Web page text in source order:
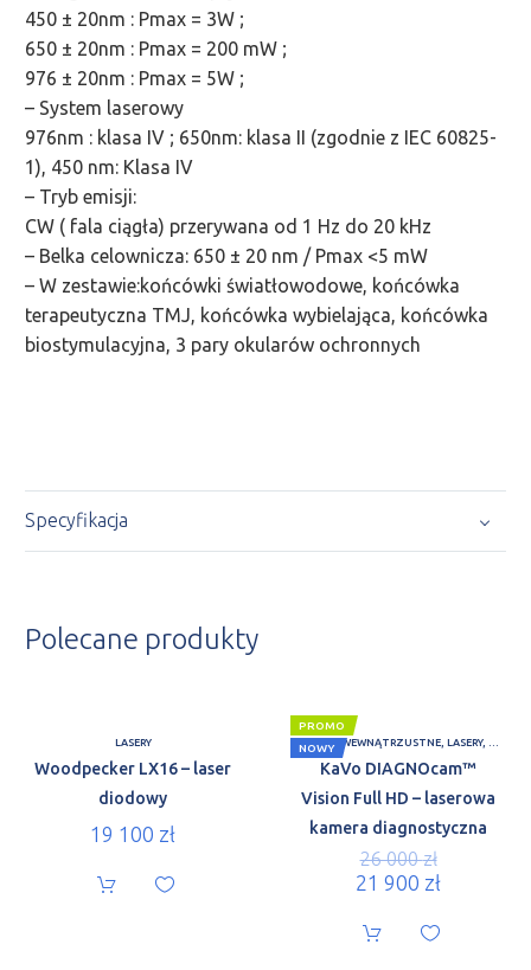
450 ± 20nm : Pmax = 3W ;
650 ± 20nm : Pmax = 200 mW ;
976 ± 20nm : Pmax = 5W ;
– System laserowy
976nm : klasa IV ; 650nm: klasa II (zgodnie z IEC 60825-
1), 450 nm: Klasa IV
– Tryb emisji:
CW ( fala ciągła) przerywana od 1 Hz do 20 kHz
– Belka celownicza: 650 ± 20 nm / Pmax <5 mW
– W zestawie:końcówki światłowodowe, końcówka
terapeutyczna TMJ, końcówka wybielająca, końcówka
biostymulacyjna, 3 pary okularów ochronnych
Specyfikacja
Polecane produkty
LASERY
Woodpecker LX16 – laser
diodowy
19 100 zł
PROMO
NOWY
KAMERY WEWNĄTRZUSTNE LASERY,
KaVo DIAGNOcam™
Vision Full HD – laserowa
kamera diagnostyczna
26 000zł
21 900 zł